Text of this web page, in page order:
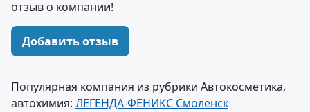
отзыв о компании!
Добавить отзыв
Популярная компания из рубрики Автокосметика,
автохимия: ЛЕГЕНДА-ФЕНИКС Смоленск